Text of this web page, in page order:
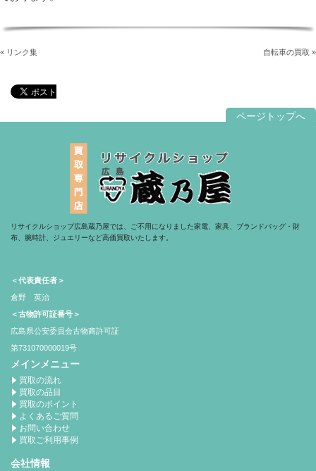
« リンク集 自転車の買取 »
ページトップへ
リサイクルショップ広島蔵乃屋では、ご不用になりました家電、家具、ブランドバッグ・財
布、腕時計、ジュエリーなど高価買取いたします。
＜代表責任者＞
倉野 英治
＜古物許可証番号＞
広島県公安委員会古物商許可証
第731070000019号
メインメニュー
買取の流れ
買取の品目
買取のポイント
よくあるご質問
お問い合わせ
買取ご利用事例
会社情報